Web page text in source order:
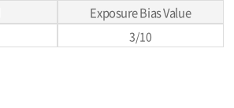
Exposure Bias Value
3/10